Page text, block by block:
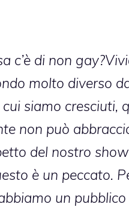
c’è di non
molto diverso
siamo cresciuti,
non può
del nostro show
è un peccato.
un pubblico